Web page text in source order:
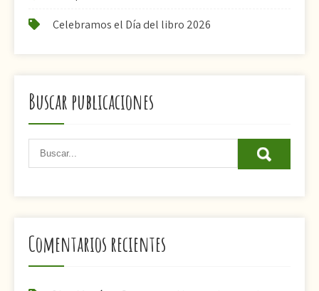
Celebramos el Día del libro 2026
Buscar publicaciones
Comentarios recientes